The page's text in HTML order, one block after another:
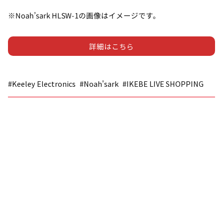
※Noah’sark HLSW-1の画像はイメージです。
詳細はこちら
#Keeley Electronics #Noah'sark #IKEBE LIVE SHOPPING